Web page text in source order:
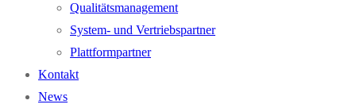
Qualitätsmanagement
System- und Vertriebspartner
Plattformpartner
Kontakt
News